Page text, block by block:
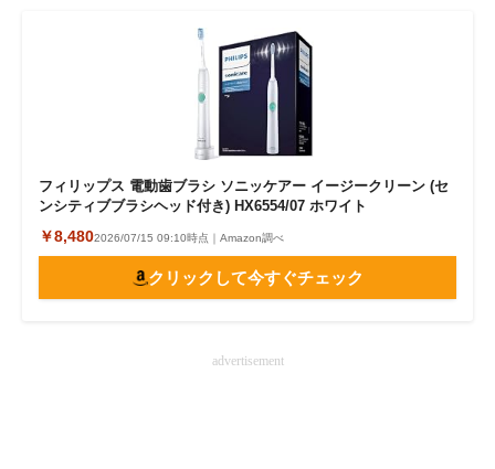
フィリップス 電動歯ブラシ ソニッケアー イージークリーン (セ
ンシティブブラシヘッド付き) HX6554/07 ホワイト
￥8,4802026/07/15 09:10時点｜Amazon調べ
クリックして今すぐチェック
advertisement